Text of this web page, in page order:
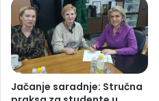
Jačanje saradnje: Stručna